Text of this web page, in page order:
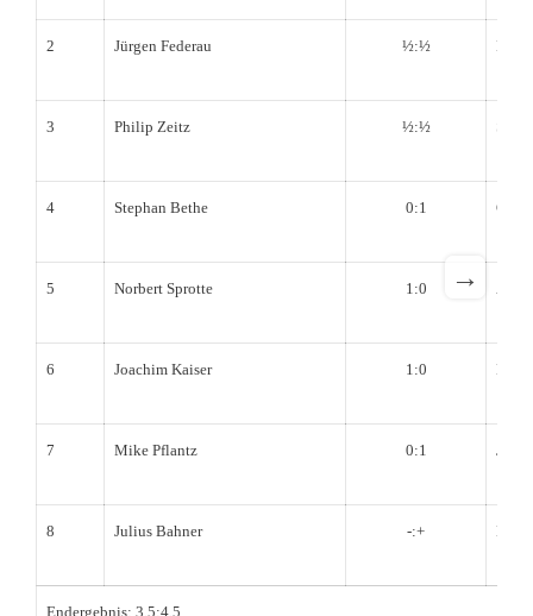
2 Jürgen Federau ½:½
3 Philip Zeitz ½:½
4 Stephan Bethe 0:1
5 Norbert Sprotte 1:0
6 Joachim Kaiser 1:0 Emil
7 Mike Pflantz 0:1
8 Julius Bahner -:+
Endergebnis: 3,5:4,5
→